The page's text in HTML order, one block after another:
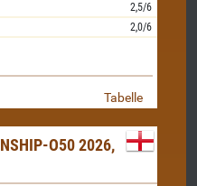
2,5/6
2,0/6
Tabelle
O50 2026,